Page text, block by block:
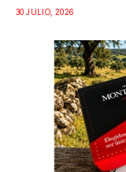
30 JULIO, 2026